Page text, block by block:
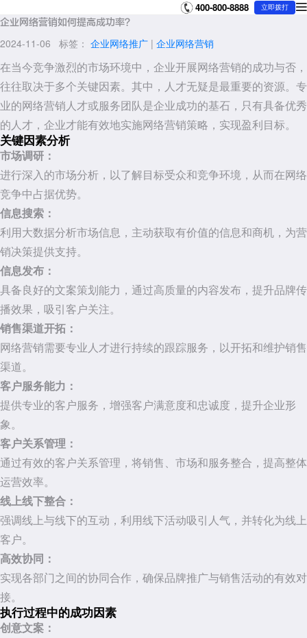
400-800-8888 立即拨打
企业网络营销如何提高成功率？
2024-11-06 标签： 企业网络推广 | 企业网络营销
在当今竞争激烈的市场环境中，企业开展网络营销的成功与否，
往往取决于多个关键因素。其中，人才无疑是最重要的资源。专
业的网络营销人才或服务团队是企业成功的基石，只有具备优秀
的人才，企业才能有效地实施网络营销策略，实现盈利目标。
关键因素分析
市场调研：
进行深入的市场分析，以了解目标受众和竞争环境，从而在网络
竞争中占据优势。
信息搜索：
利用大数据分析市场信息，主动获取有价值的信息和商机，为营
销决策提供支持。
信息发布：
具备良好的文案策划能力，通过高质量的内容发布，提升品牌传
播效果，吸引客户关注。
销售渠道开拓：
网络营销需要专业人才进行持续的跟踪服务，以开拓和维护销售
渠道。
客户服务能力：
提供专业的客户服务，增强客户满意度和忠诚度，提升企业形
象。
客户关系管理：
通过有效的客户关系管理，将销售、市场和服务整合，提高整体
运营效率。
线上线下整合：
强调线上与线下的互动，利用线下活动吸引人气，并转化为线上
客户。
高效协同：
实现各部门之间的协同合作，确保品牌推广与销售活动的有效对
接。
执行过程中的成功因素
创意文案：